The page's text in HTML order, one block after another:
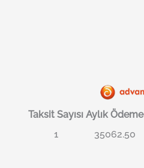
Taksit Sayısı Aylık Ödeme
1
35062.50